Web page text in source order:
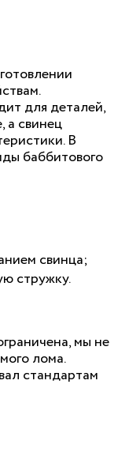
для деталей,
а свинец
В
баббитового
свинца;
стружку.
мы не
лома.
стандартам